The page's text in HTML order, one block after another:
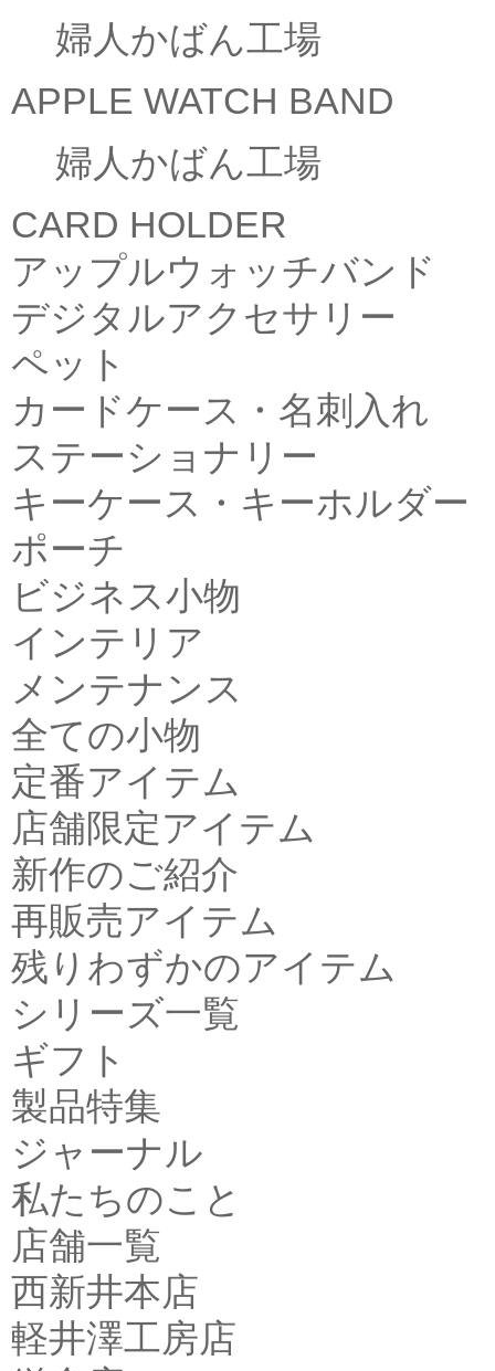
婦人かばん工場
APPLE WATCH BAND
婦人かばん工場
CARD HOLDER
アップルウォッチバンド
デジタルアクセサリー
ペット
カードケース・名刺入れ
ステーショナリー
キーケース・キーホルダー
ポーチ
ビジネス小物
インテリア
メンテナンス
全ての小物
定番アイテム
店舗限定アイテム
新作のご紹介
再販売アイテム
残りわずかのアイテム
シリーズ一覧
ギフト
製品特集
ジャーナル
私たちのこと
店舗一覧
西新井本店
軽井澤工房店